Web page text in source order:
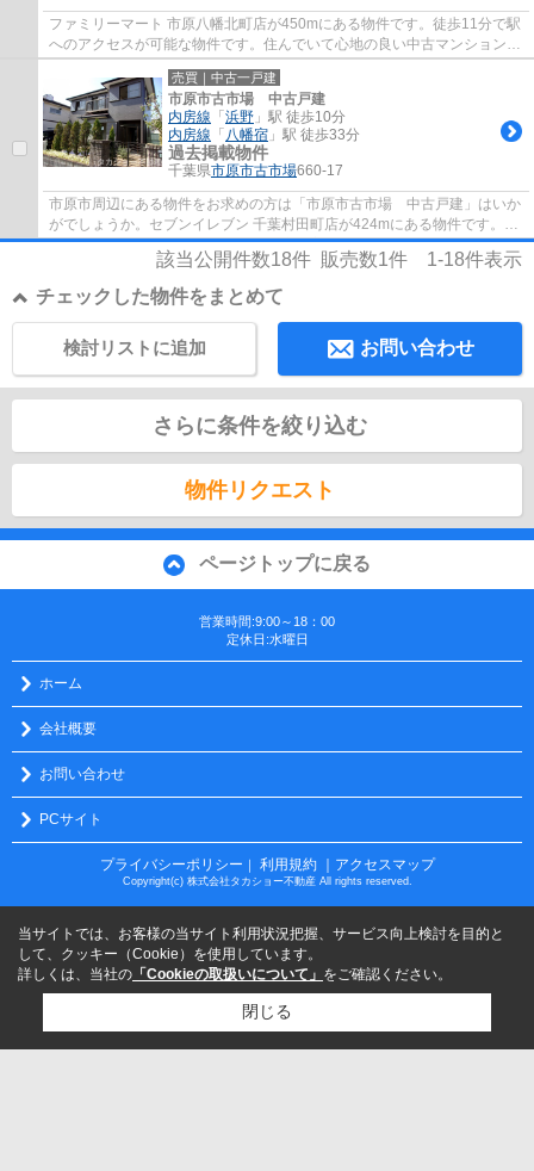
ファミリーマート 市原八幡北町店が450mにある物件です。徒歩11分で駅
へのアクセスが可能な物件です。住んでいて心地の良い中古マンションで
魅力的です。敷地内に2基のエレベーターが...
売買｜中古一戸建
市原市古市場 中古戸建
内房線 「 浜野 」駅 徒歩10分
内房線 「 八幡宿 」駅 徒歩33分
過去掲載物件
千葉県市原市古市場660-17
市原市周辺にある物件をお求めの方は「市原市古市場 中古戸建」はいか
がでしょうか。セブンイレブン 千葉村田町店が424mにある物件です。徒
歩10分圏内に駅のある物件です。快適な室内...
該当公開件数18件 販売数1件 1-18件表示
チェックした物件をまとめて
お問い合わせ
検討リストに追加
さらに条件を絞り込む
物件リクエスト
ページトップに戻る
営業時間:9:00～18：00
定休日:水曜日
ホーム
会社概要
お問い合わせ
PCサイト
プライバシーポリシー ｜ 利用規約 ｜アクセスマップ
Copyright(c) 株式会社タカショー不動産 All rights reserved.
当サイトでは、お客様の当サイト利用状況把握、サービス向上検討を目的と
して、クッキー（Cookie）を使用しています。
詳しくは、当社の 「Cookieの取扱いについて」 をご確認ください。
閉じる